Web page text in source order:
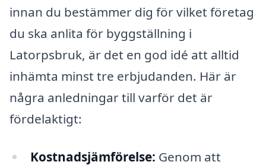
innan du bestämmer dig för vilket företag
du ska anlita för byggställning i
Latorpsbruk, är det en god idé att alltid
inhämta minst tre erbjudanden. Här är
några anledningar till varför det är
fördelaktigt:
Kostnadsjämförelse: Genom att